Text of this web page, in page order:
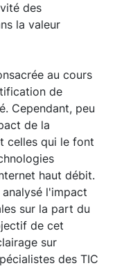
des
la valeur
au cours
de
Cependant, peu
de la
celles qui le font
haut débit.
analysé l'impact
sur la part du
de cet
sur
des TIC